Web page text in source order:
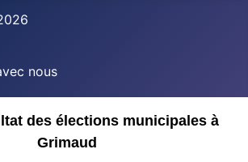
nous
des élections municipales à
Grimaud